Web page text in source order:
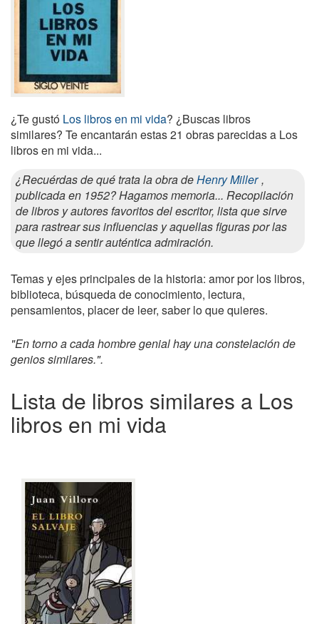
¿Te gustó Los libros en mi vida? ¿Buscas libros
similares? Te encantarán estas 21 obras parecidas a Los
libros en mi vida...
¿Recuérdas de qué trata la obra deHenry Miller ,
publicada en 1952? Hagamos memoria... Recopilación
de libros y autores favoritos del escritor, lista que sirve
para rastrear sus influencias y aquellas figuras por las
que llegó a sentir auténtica admiración.
Temas y ejes principales de la historia: amor por los libros,
biblioteca, búsqueda de conocimiento, lectura,
pensamientos, placer de leer, saber lo que quieres.
"En torno a cada hombre genial hay una constelación de
genios similares.".
Lista de libros similares a Los
libros en mi vida